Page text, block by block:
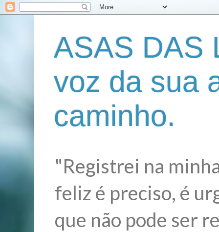
ASAS DAS
voz da sua
caminho.
"Registrei na
feliz é preciso, é
que não pode ser